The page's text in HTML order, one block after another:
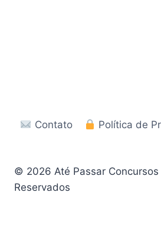
Contato Política de
© 2026 Até Passar
Reservados